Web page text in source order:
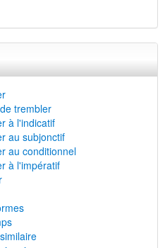
trembler
à l'indicatif
au subjonctif
au conditionnel
à l'impératif